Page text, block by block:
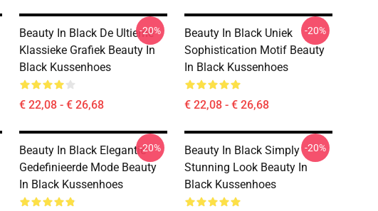
Beauty In Black De Ultieme
Klassieke Grafiek Beauty In
Black Kussenhoes
€ 22,08 - € 26,68
-20%
Beauty In Black Uniek
Sophistication Motif Beauty
In Black Kussenhoes
€ 22,08 - € 26,68
-20%
Beauty In Black Elegantie
Gedefinieerde Mode Beauty
In Black Kussenhoes
-20%
Beauty In Black Simply
Stunning Look Beauty In
Black Kussenhoes
-20%